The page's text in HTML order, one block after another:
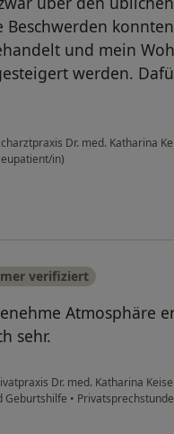
Beschwerden konnten
und mein
werden.
Dr. med. Katharina
in)
verifiziert
Atmosphäre
sehr.
Dr. med. Katharina
Geburtshilfe • Privatsprechstunde